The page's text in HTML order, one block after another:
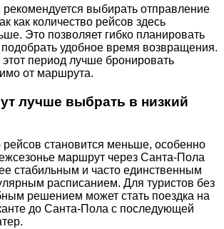
рекомендуется выбирать отправление
как количество рейсов здесь
Это позволяет гибко планировать
удобное время возвращения.
период лучше бронировать
от маршрута.
лучше выбрать в низкий
становится меньше, особенно
маршрут через Санта-Пола
стабильным и часто единственным
расписанием. Для туристов без
решением может стать поездка на
до Санта-Пола с последующей